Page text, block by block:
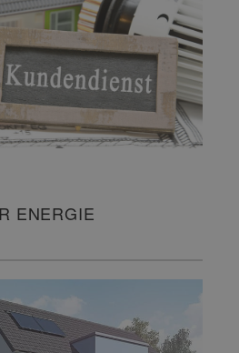
ENERGIE